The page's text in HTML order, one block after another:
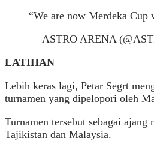
“We are now Merdeka Cup
— ASTRO ARENA
LATIHAN
Lebih keras lagi, Petar Segrt
turnamen yang dipelopori oleh
Turnamen tersebut sebagai
Tajikistan dan Malaysia.